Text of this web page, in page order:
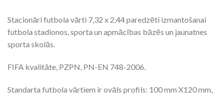
Stacionāri futbola vārti 7,32 x 2,44 paredzēti izmantošanai
futbola stadionos, sporta un apmācības bāzēs un jaunatnes
sporta skolās.
FIFA kvalitāte, PZPN, PN-EN 748-2006.
Standarta futbola vārtiem ir ovāls profils: 100 mm X120 mm,